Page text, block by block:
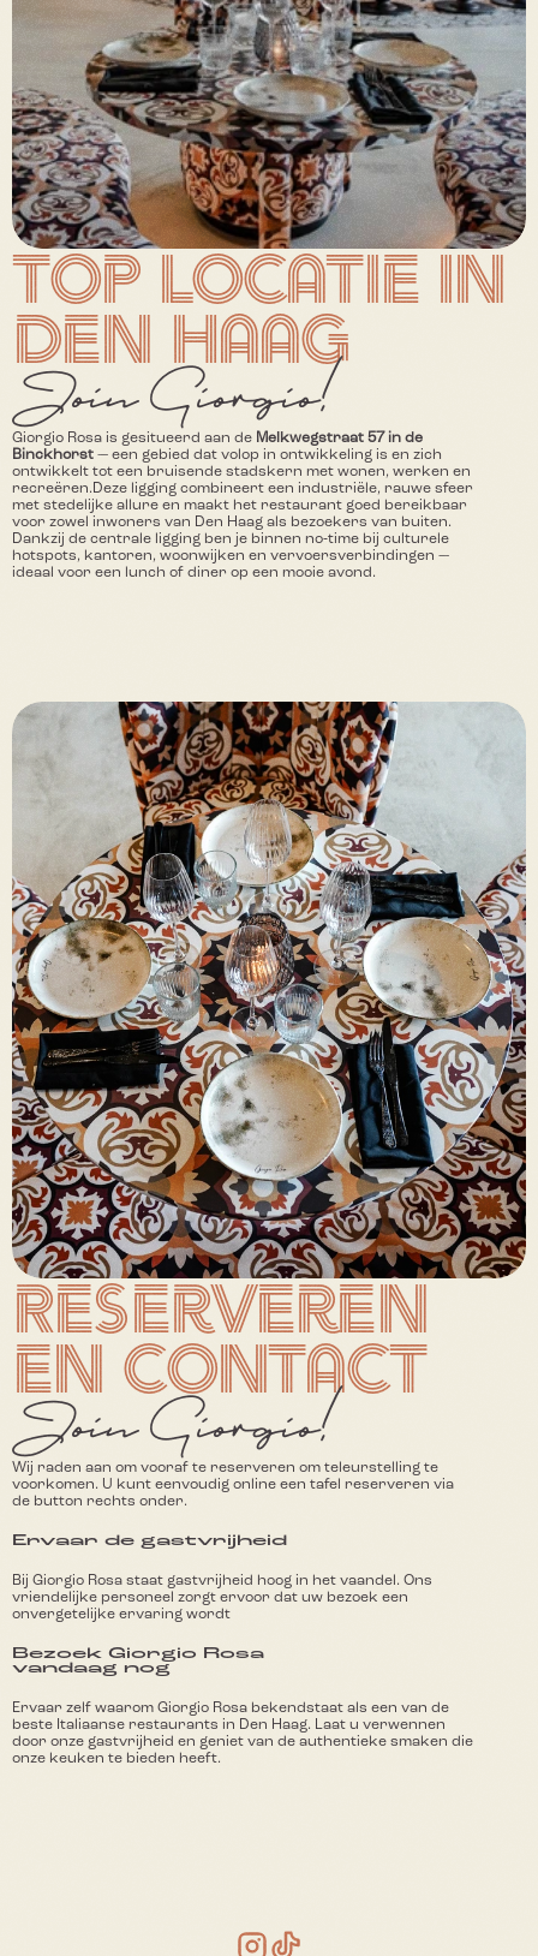
Top locatie in
Den Haag
Join Giorgio!
Giorgio Rosa is gesitueerd aan de Melkwegstraat 57 in de
Binckhorst — een gebied dat volop in ontwikkeling is en zich
ontwikkelt tot een bruisende stadskern met wonen, werken en
recreëren.Deze ligging combineert een industriële, rauwe sfeer
met stedelijke allure en maakt het restaurant goed bereikbaar
voor zowel inwoners van Den Haag als bezoekers van buiten.
Dankzij de centrale ligging ben je binnen no‑time bij culturele
hotspots, kantoren, woonwijken en vervoersverbindingen —
ideaal voor een lunch of diner op een mooie avond.
Reserveren
en contact
Join Giorgio!
Wij raden aan om vooraf te reserveren om teleurstelling te
voorkomen. U kunt eenvoudig online een tafel reserveren via
de button rechts onder.
Ervaar de gastvrijheid
Bij Giorgio Rosa staat gastvrijheid hoog in het vaandel. Ons
vriendelijke personeel zorgt ervoor dat uw bezoek een
onvergetelijke ervaring wordt
Bezoek Giorgio Rosa
vandaag nog
Ervaar zelf waarom Giorgio Rosa bekendstaat als een van de
beste Italiaanse restaurants in Den Haag. Laat u verwennen
door onze gastvrijheid en geniet van de authentieke smaken die
onze keuken te bieden heeft.